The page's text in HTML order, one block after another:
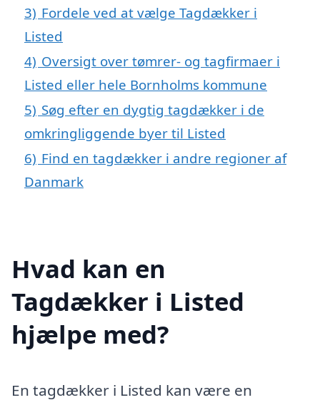
3) Fordele ved at vælge Tagdækker i
Listed
4) Oversigt over tømrer- og tagfirmaer i
Listed eller hele Bornholms kommune
5) Søg efter en dygtig tagdækker i de
omkringliggende byer til Listed
6) Find en tagdækker i andre regioner af
Danmark
Hvad kan en
Tagdækker i Listed
hjælpe med?
En tagdækker i Listed kan være en